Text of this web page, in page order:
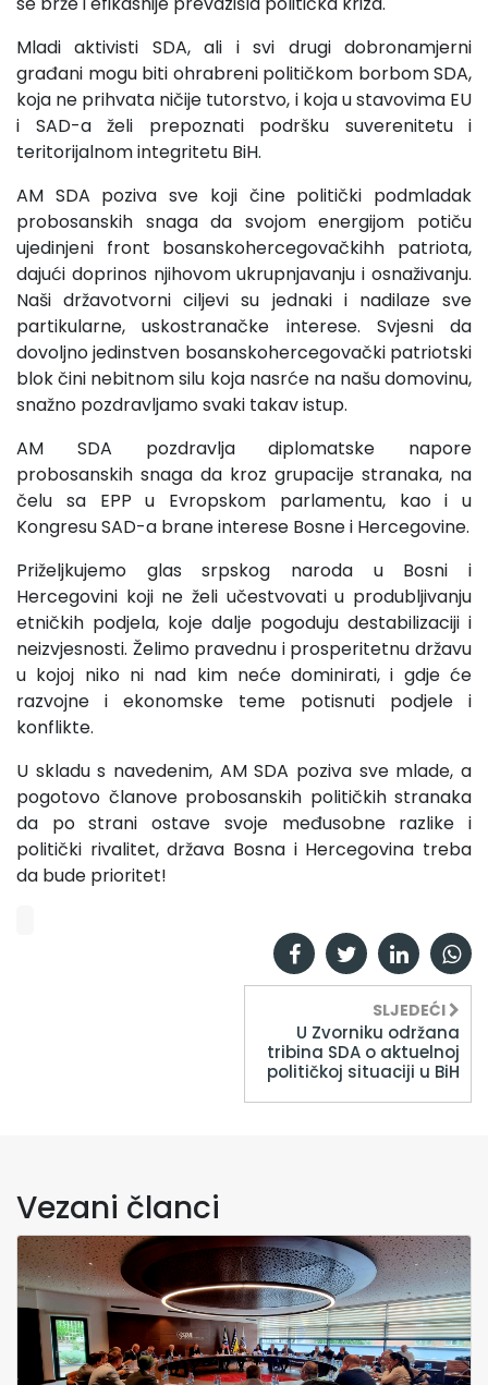
Mladi aktivisti SDA, ali i svi drugi dobronamjerni
građani mogu biti ohrabreni političkom borbom SDA,
koja ne prihvata ničije tutorstvo, i koja u stavovima EU
i SAD-a želi prepoznati podršku suverenitetu i
teritorijalnom integritetu BiH.
AM SDA poziva sve koji čine politički podmladak
probosanskih snaga da svojom energijom potiču
ujedinjeni front bosanskohercegovačkihh patriota,
dajući doprinos njihovom ukrupnjavanju i osnaživanju.
Naši državotvorni ciljevi su jednaki i nadilaze sve
partikularne, uskostranačke interese. Svjesni da
dovoljno jedinstven bosanskohercegovački patriotski
blok čini nebitnom silu koja nasrće na našu domovinu,
snažno pozdravljamo svaki takav istup.
AM SDA pozdravlja diplomatske napore
probosanskih snaga da kroz grupacije stranaka, na
čelu sa EPP u Evropskom parlamentu, kao i u
Kongresu SAD-a brane interese Bosne i Hercegovine.
Priželjkujemo glas srpskog naroda u Bosni i
Hercegovini koji ne želi učestvovati u produbljivanju
etničkih podjela, koje dalje pogoduju destabilizaciji i
neizvjesnosti. Želimo pravednu i prosperitetnu državu
u kojoj niko ni nad kim neće dominirati, i gdje će
razvojne i ekonomske teme potisnuti podjele i
konflikte.
U skladu s navedenim, AM SDA poziva sve mlade, a
pogotovo članove probosanskih političkih stranaka
da po strani ostave svoje međusobne razlike i
politički rivalitet, država Bosna i Hercegovina treba
da bude prioritet!
SLJEDEĆI
U Zvorniku održana
tribina SDA o aktuelnoj
političkoj situaciji u BiH
Vezani članci